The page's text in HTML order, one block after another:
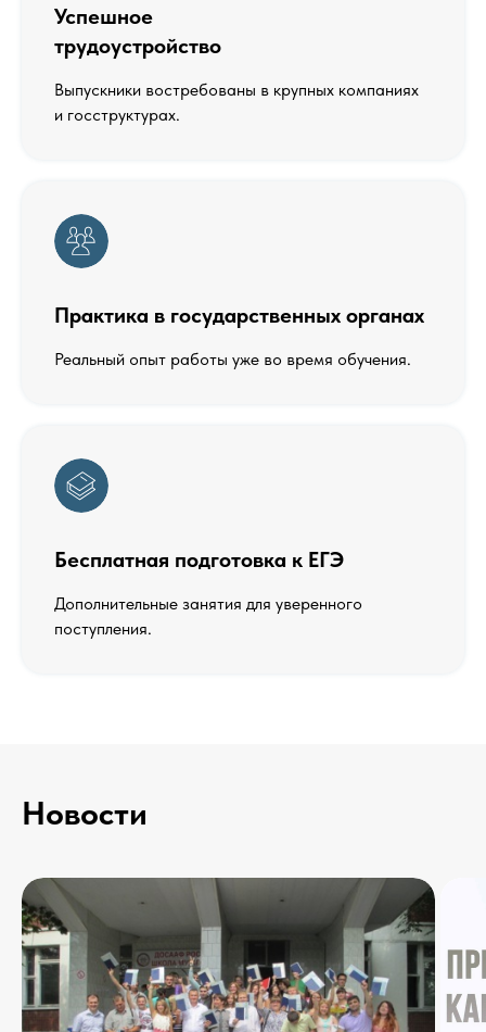
Успешное
трудоустройство
Выпускники востребованы в крупных компаниях
и госструктурах.
Практика в государственных органах
Реальный опыт работы уже во время обучения.
Бесплатная подготовка к ЕГЭ
Дополнительные занятия для уверенного
поступления.
Новости